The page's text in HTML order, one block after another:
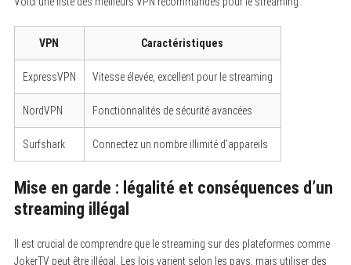
VPN Caractéristiques
ExpressVPN Vitesse élevée, excellent pour le streaming
NordVPN Fonctionnalités de sécurité avancées
Surfshark Connectez un nombre illimité d’appareils
Mise en garde : légalité et conséquences d’un
streaming illégal
Il est crucial de comprendre que le streaming sur des plateformes comme
JokerTV peut être illégal. Les lois varient selon les pays, mais utiliser des
a
r
c
h
f
r